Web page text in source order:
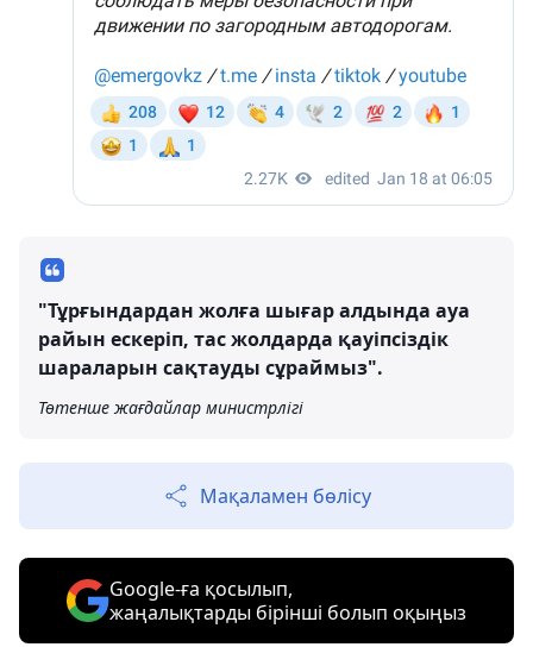
"Тұрғындардан жолға шығар алдында ауа
райын ескеріп, тас жолдарда қауіпсіздік
шараларын сақтауды сұраймыз".
Төтенше жағдайлар министрлігі
Мақаламен бөлісу
Google-ға қосылып,
жаңалықтарды бірінші болып оқыңыз